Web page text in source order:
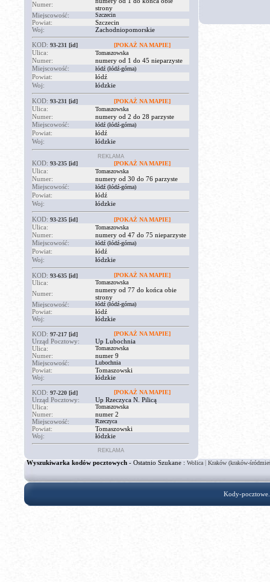
Numer:
strony
Miejscowość:
Szczecin
Powiat:
Szczecin
Woj:
Zachodniopomorskie
KOD: 93-231 [id] [POKAŻ NA MAPIE]
Ulica: Tomaszowska
Numer:
numery od 1 do 45 nieparzyste
Miejscowość:
łódź (łódź-górna)
Powiat:
łódź
Woj:
łódzkie
KOD: 93-231 [id] [POKAŻ NA MAPIE]
Ulica: Tomaszowska
Numer:
numery od 2 do 28 parzyste
Miejscowość:
łódź (łódź-górna)
Powiat:
łódź
Woj:
łódzkie
REKLAMA
KOD: 93-235 [id] [POKAŻ NA MAPIE]
Ulica: Tomaszowska
Numer:
numery od 30 do 76 parzyste
Miejscowość:
łódź (łódź-górna)
Powiat:
łódź
Woj:
łódzkie
KOD: 93-235 [id] [POKAŻ NA MAPIE]
Ulica: Tomaszowska
Numer:
numery od 47 do 75 nieparzyste
Miejscowość:
łódź (łódź-górna)
Powiat:
łódź
Woj:
łódzkie
KOD: 93-635 [id] [POKAŻ NA MAPIE]
Ulica: Tomaszowska
Numer:
numery od 77 do końca obie
strony
Miejscowość:
łódź (łódź-górna)
Powiat:
łódź
Woj:
łódzkie
KOD: 97-217 [id] [POKAŻ NA MAPIE]
Urząd Pocztowy:
Up Lubochnia
Ulica:
Tomaszowska
Numer:
numer 9
Miejscowość:
Lubochnia
Powiat:
Tomaszowski
Woj:
łódzkie
KOD: 97-220 [id] [POKAŻ NA MAPIE]
Urząd Pocztowy:
Up Rzeczyca N. Pilicą
Ulica:
Tomaszowska
Numer:
numer 2
Miejscowość:
Rzeczyca
Powiat:
Tomaszowski
Woj:
łódzkie
REKLAMA
Wyszukiwarka kodów pocztowych- Ostatnio Szukane :Wolica | Kraków (kraków-
Kody-